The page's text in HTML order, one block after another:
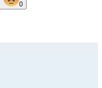
0